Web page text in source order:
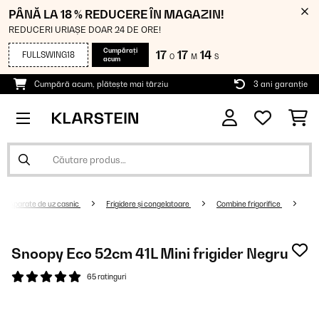
PÂNĂ LA 18 % REDUCERE ÎN MAGAZIN!
REDUCERI URIAȘE DOAR 24 DE ORE!
FULLSWING18
Cumpărați
acum
17 O 17 M 13 S
Cumpără acum, plătește mai târziu 3 ani garanție
Aparate de uz casnic Frigidere și congelatoare Combine frigorifice
Snoopy Eco 52cm 41L Mini frigider Negru
65 ratinguri